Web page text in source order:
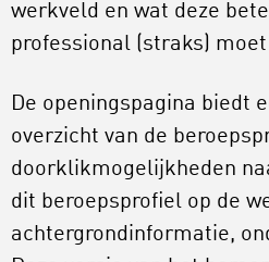
werkveld en wat deze
professional (straks)
De openingspagina biedt
overzicht van de
doorklikmogelijkheden
dit beroepsprofiel op de
achtergrondinformatie,